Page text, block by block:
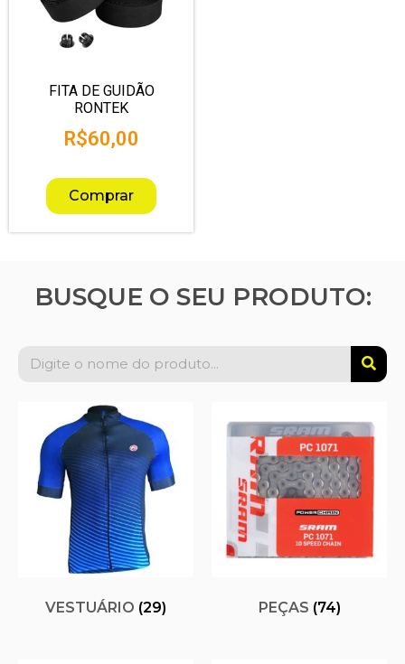
FITA DE GUIDÃO
RONTEK
R$60,00
Comprar
BUSQUE O SEU PRODUTO:
VESTUÁRIO (29) PEÇAS (74)